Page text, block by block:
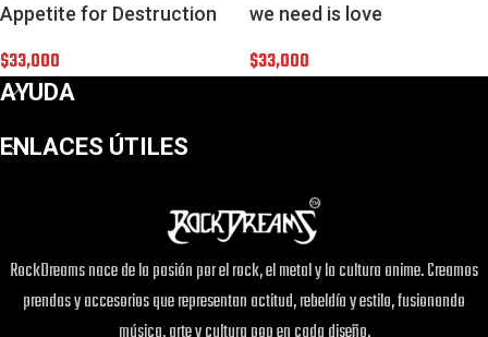
Appetite for Destruction
$33,000
we need is love
$33,000
AYUDA
ENLACES ÚTILES
RockDreams nace de la pasión por el rock, el metal y la cultura anime. Creamos
prendas y accesorios que representan actitud, rebeldía y estilo, fusionando